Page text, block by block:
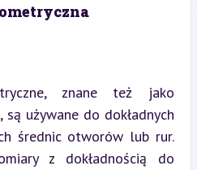
znane też jako
są używane do dokładnych
średnic otworów lub rur.
z dokładnością do